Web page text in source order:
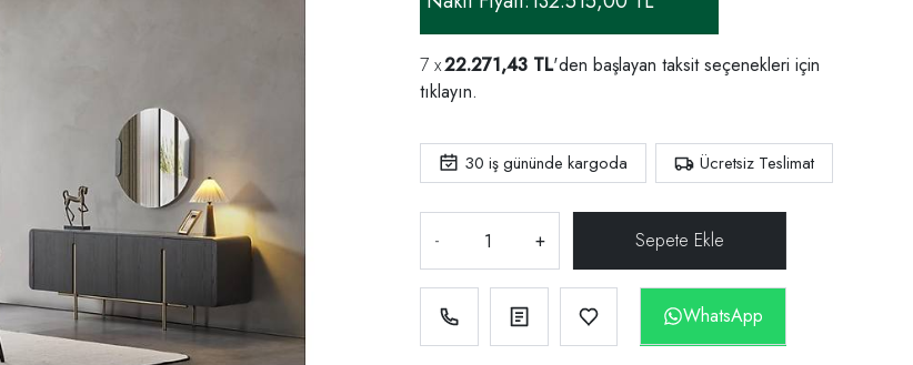
22.271,43 TL'den başlayan taksit seçenekleri için
tıklayın.
30 iş gününde kargoda Ücretsiz Teslimat
- +
WhatsApp